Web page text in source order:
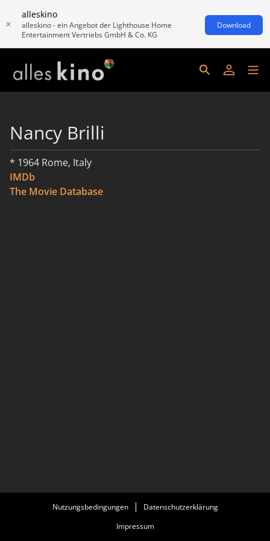
alleskino
alleskino - ein Angebot der Lighthouse Home
Entertainment Vertriebs GmbH & Co. KG
Download
Nancy Brilli
* 1964 Rome, Italy
IMDb
The Movie Database
Nutzungsbedingungen
Datenschutzerklärung
Impressum